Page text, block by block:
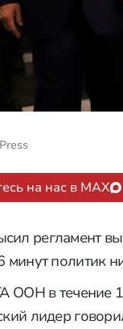
на нас в MAX
регламент
политик
ООН в течение
лидер